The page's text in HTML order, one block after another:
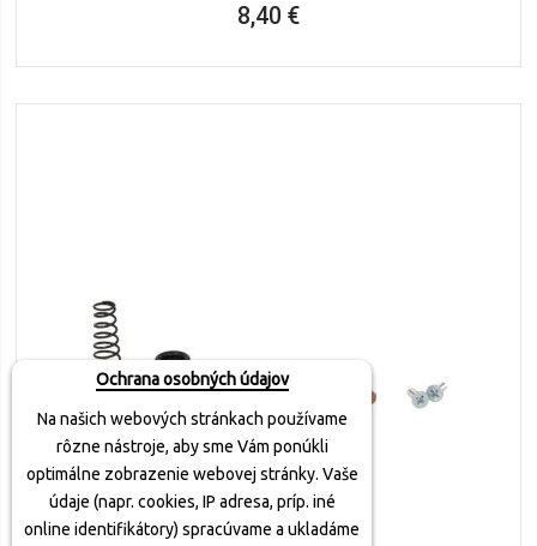
Ochrana osobných údajov
Na našich webových stránkach používame
rôzne nástroje, aby sme Vám ponúkli
optimálne zobrazenie webovej stránky. Vaše
údaje (napr. cookies, IP adresa, príp. iné
online identifikátory) spracúvame a ukladáme
8,40 €